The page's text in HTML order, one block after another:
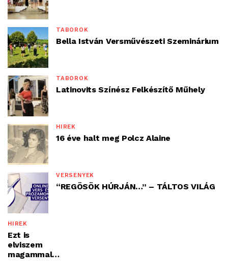
TÁBOROK
Bella István Versművészeti Szeminárium
TÁBOROK
Latinovits Színész Felkészítő Műhely
HÍREK
16 éve halt meg Polcz Alaine
VERSENYEK
“REGÖSÖK HÚRJÁN…” – TÁLTOS VILÁG
HÍREK
Ezt is
elviszem
magammal…